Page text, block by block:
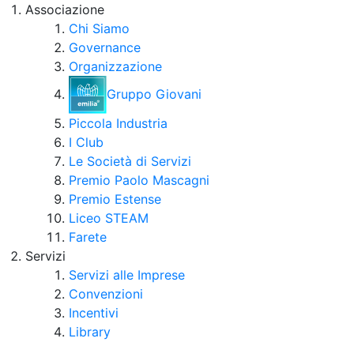
Associazione
Chi Siamo
Governance
Organizzazione
Gruppo Giovani
Piccola Industria
I Club
Le Società di Servizi
Premio Paolo Mascagni
Premio Estense
Liceo STEAM
Farete
Servizi
Servizi alle Imprese
Convenzioni
Incentivi
Library